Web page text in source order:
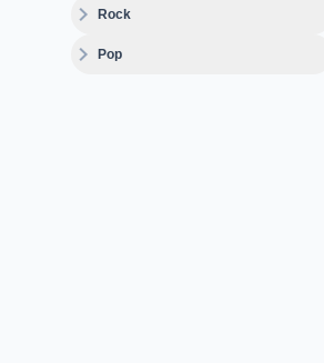
expand_moreRock
expand_morePop